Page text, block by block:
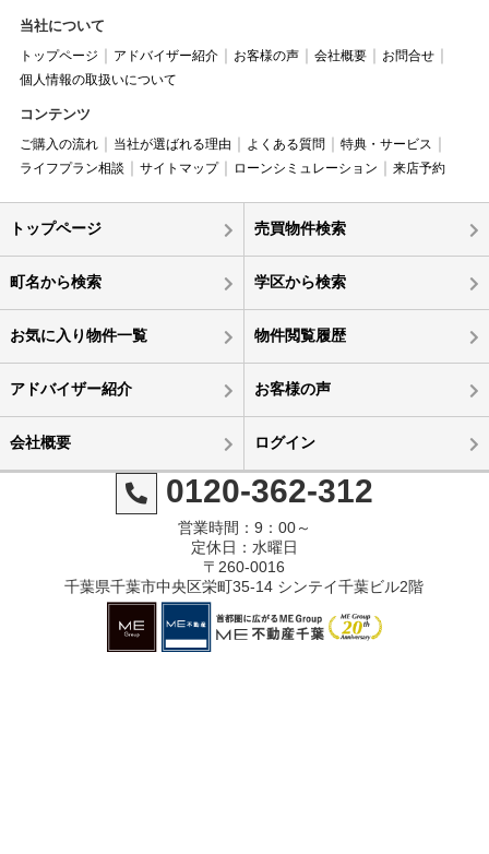
当社について
トップページ アドバイザー紹介 お客様の声 会社概要
お問合せ
個人情報の取扱いについて
コンテンツ
ご購入の流れ 当社が選ばれる理由 よくある質問
特典・サービス
ライフプラン相談
サイトマップ ローンシミュレーション 来店予約
トップページ 売買物件検索
町名から検索 学区から検索
お気に入り物件一覧 物件閲覧履歴
アドバイザー紹介 お客様の声
会社概要 ログイン
0120-362-312
営業時間：9：00～
定休日：水曜日
〒260-0016
千葉県千葉市中央区栄町35-14 シンテイ千葉ビル2階